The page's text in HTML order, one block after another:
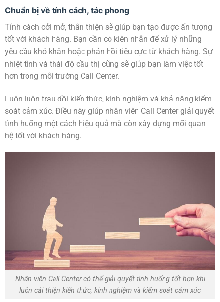
Chuẩn bị về tính cách, tác phong
Tính cách cởi mở, thân thiện sẽ giúp bạn tạo được ấn tượng
tốt với khách hàng. Bạn cần có kiên nhẫn để xử lý những
yêu cầu khó khăn hoặc phản hồi tiêu cực từ khách hàng. Sự
nhiệt tình và thái độ cầu thị cũng sẽ giúp bạn làm việc tốt
hơn trong môi trường Call Center.
Luôn luôn trau dồi kiến thức, kinh nghiệm và khả năng kiểm
soát cảm xúc. Điều này giúp nhân viên Call Center giải quyết
tình huống một cách hiệu quả mà còn xây dựng mối quan
hệ tốt với khách hàng.
Nhân viên Call Center có thể giải quyết tình huống tốt hơn khi
luôn cải thiện kiến thức, kinh nghiệm và kiểm soát cảm xúc